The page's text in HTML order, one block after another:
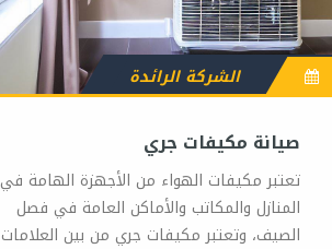
صيانة مكيفات جري
الشركة الرائدة
تعتبر مكيفات الهواء من الأجهزة الهامة في المنازل والمكاتب والأماكن العامة في فصل الصيف، وتعتبر مكيفات جري من بين العلامات التجارية المشهورة في هذا المجال. ومع ذلك، فإن صيانة هذه المكيفات يمكن أن تكون مهمة صعبة للبعض، ولكنها مهمة ضرورية للحفاظ على أداء المكيف بشكل جيد وتجنب الأعطال المفاجئة. في هذا المقال، سوف نتحدث عن بعض النصائح والإجراءات الهامة التي يجب اتباعها لصيانة مكيفات جري. 1- تنظيف المرشحات: تعتبر المرشحات من أهم الأجزاء في المكيف حيث تساعد في إزالة الغبار والروائح الكريهة من الهواء. وعندما تكون المرشحات متسخة، يمكن أن يؤدي ذلك إلى تدفق الهواء بشكل غير صحيح وتقليل كفاءة المكيف. لذلك، يجب تنظيف المرشحات بانتظام بالماء الفاتر والصابون اللطيف، وتجفيفها جيداً قبل إعادة تركيبها. 2- تنظيف الوحدة الداخلية: يجب تنظيف الوحدة الداخلية للمكيف بانتظام لإزالة الغبار والأوساخ التي قد تتراكم عليها. يمكن استخدام فرشاة ناعمة أو قطعة قماش لتنظيف الوحدة الداخلية، ويمكن استخدام محلول مائي معقم لتطهير السطح. 3- تنظيف الوحدة الخارجية: يجب أيضًا تنظيف الوحدة الخارجية للمكيف، وذلك لإزالة الأوساخ والأتربة التي قد تتراكم عليها. يمكن استخدام فرشاة ناعمة أو قطعة قماش لتنظيف الوحدة الخارجية، ويجب الحرص على عدم استخدام الماء بشكل مباشر على الوحدة لتجنب إيذاء الأجزاء الحساسة. 4- فحص الأنابيب والكويلات: يجب فحص الأنابيب والكويلات الداخلية والخارجية للتأكد من عدم وجود أي تسربات أو تلف فيها. يجب أيضًا التأكد من أن الكويلات نظيفة وخالية من الأوساخ والرواسب. 5- فحص وتنظيف مروحة الهواء: يجب فحص مروحة الهواء وتنظيفها بانتظام، وذلك لتجنب تراكم الأوساخ والغبار عليها وتأكد من عدم وجود أي عوائق تعيق تدفق الهواء. 6- فحص الضاغط: يجب فحص الضاغط بانتظام، وذلك للتأكد من عدم وجود أي تسربات أو تلف فيه. يمكن الكشف عن أي تسربات باستخدام مادة خاصة تسمى المواد الكاشفة عن التسربات. 7- توفير التهوية المناسبة: يجب التأكد من توفير التهوية المناسبة للمكيف، وذلك للحفاظ على كفاءته. يجب ترك مساحة كافية حول الوحدة الخارجية للتأكد من تدفق الهواء بشكل جيد. باختصار، يجب الاهتمام بصيانة مكيفات جري بانتظام، وذلك للحفاظ على أدائها بشكل جيد وتجنب الأعطال المفاجئة. يمكن تنفيذ بعض الإجراءات البسيطة مثل تنظيف المرشحات والوحدات الداخلية والخارجية وفحص الأنابيب والكويلات ومروحة الهواء بشكل منتظم. ويجب أيضاً توفير التهوية المناسبة للمكيف والحرص على عدم وضع أي عوائق تعيق تدفق الهواء.صيانة جريتعتبر جري واحدة من أهم العلامات التجارية في مجال التكييف والتبريد، وتقدم مجموعة واسعة من المنتجات المختلفة التي تتراوح من المكيفات النافذة إلى المكيفات المركزية. ومن أجل الحفاظ على أداء هذه المنتجات بشكل جيد، يجب القيام بصيانة دورية لها بانتظام. في هذا المقال، سوف نتحدث عن بعض النصائح والإجراءات الهامة التي يجب اتباعها لصيانة منتجات جري. 1- تنظيف المرشحات: تعتبر المرشحات من الأجزاء الهامة في أي نظام تكييف، حيث تساعد في إزالة الغبار والروائح الكريهة من الهواء. وعندما تكون المرشحات متسخة، يمكن أن يؤدي ذلك إلى تدفق الهواء بشكل غير صحيح وتقليل كفاءة النظام. لذلك، يجب تنظيف المرشحات بانتظام بالماء الفاتر والصابون اللطيف، وتجفيفها جيداً قبل إعادة تركيبها. 2- فحص الضاغط: يمثل الضاغط الجزء الأساسي في نظام التكييف، ويتحمل الضعف والتآكل بشكل طبيعي بمرور الوقت. وعندما يصاب الضاغط بالتلف، يمكن أن يتسبب في توقف النظام بشكل كامل. لذلك، يجب فحص الضاغط بانتظام للتأكد من عدم وجود أي تسربات أو تلف فيه. 3- تنظيف الوحدة الداخلية والخارجية: يجب تنظيف الوحدة الداخلية والخارجية لنظام التكييف بانتظام لإزالة الغبار والأوساخ التي قد تتراكم عليها. يمكن استخدام فرشاة ناعمة أو قطعة قماش لتنظيف الوحدة الداخلية والخارجية، ويمكن استخدام محلول مائي معقم لتطهير السطح. 4- فحص الأنابيب والكويلات: يجب فحص الأنابيب والكويلات الداخلية والخارجية للتأكد من عدم وجود أي تسربات أو تلف فيها. يجب أيضًا التأكد من أن الكويلات نظيفة وخالية من أي تراكمات. 5- فحص نظام الصرف: يجب فحص نظام الصرف بشكل دوري للتأكد من أنه يعمل بشكل صحيح. وفي حالة وجود أي انسدادات، يجب إزالتها على الفور لتجنب أي تلف في النظام. بشكل عام، يجب القيام بصيانة منتجات جري بانتظام للحفاظ على أدائها بشكل جيد، وتجنب أي مشاكل قد تؤثر على كفاءة النظام. ويمكن الحصول على مزيد من المعلومات والنصائح حول صيانة منتجات جري من خلال الاتصال بمركز الخدمة الفنية للشركة.رقم صيانة جريتعتبر جري واحدة من أكبر الشركات المصنعة لتكييف الهواء وأنظمة التبريد في العالم. ولضمان الحفاظ على أداء هذه المنتجات بشكل جيد، يجب القيام بصيانة دورية لها بانتظام. وفي حالة وجود أي مشكلة أو خلل في النظام، يمكن الاتصال برقم صيانة جري للحصول على المساعدة والدعم الفني. رقم صيانة جري هو خدمة تقدمها الشركة لعملائها لتلبية احتياجاتهم الفنية وتقديم الدعم الفني والصيانة لمنتجاتها. ويمكن الوصول إلى رقم صيانة جري عبر الاتصال بخدمة العملاء الخاصة بالشركة. يتوفر فريق دعم فني مدرب ومؤهل بشكل جيد لتوفير الدعم الفني والإجابة على جميع الاستفسارات المتعلقة بالصيانة والإصلاح لمنتجات جري. ويمكن للعملاء الاتصال برقم صيانة جري للحصول على المساعدة في حل مشاكل تكييف الهواء وأنظمة التبريد، وإجراء الصيانة الدورية للمنتجات. عند الاتصال برقم صيانة جري، يجب تقديم معلومات كافية حول المشكلة أو الخلل الذي يتعرض له النظام، مثل رقم الموديل ورقم السيريال وتاريخ الشراء. وبعد ذلك، سيتم تحديد موعد لزيارة فريق الصيانة الفنية للتحقق من المشكلة وإجراء الإصلاح اللازم. يجب الحرص على الاتصال برقم صيانة جري في حالة وجود أي مشكلة أو خلل في النظام، حيث يمكن أن يؤدي التأخير في الصيانة إلى تفاقم المشكلة وتكبير حجم الأضرار، مما يؤدي إلى زيادة تكاليف الإصلاح. بشكل عام، يمكن الوصول إلى رقم صيانة جري على مدار الساعة وعلى مدار الأسبوع، لتلقي الدعم الفني والصيانة اللازمة لمنتجات جري. ويمكن الحصول على مزيد من المعلومات والتفاصيل حول رقم صيانة جري من خلال زيارة موقع الشركة على الإنترنت أو الاتصال بخدمة العملاء الخاصة بالشركة.قطع غيار مكيفات جريتُعد جري واحدة من أبرز العلامات التجارية في مجال التبريد والتكييف، وتقدم مجموعة واسعة من المنتجات المختلفة التي تتراوح من المكيفات النافذة إلى المكيفات المركزية. ومن أجل الحفاظ على أداء هذه المنتجات بشكل جيد، يجب استخدام قطع غيار مكيفات جري الأصلية في حالة الحاجة إلى استبدال أي جزء من النظام. وتتوفر قطع غيار مكيفات جري الأصلية في الأسواق، ويمكن الحصول عليها من موزعي الشركة أو من خلال خدمة العملاء الخاصة بالشركة. ويجب الحرص على استخدام القطع الأصلية لضمان الحفاظ على أداء المنتج بشكل جيد، وتجنب أي تأثير سلبي على النظام. وتتوفر قطع غيار مكيفات جري الأصلية لجميع أنواع المكيفات، بما في ذلك المكيفات النافذة والمكيفات المركزية. وتشمل هذه القطع الأصلية المكونات الرئيسية للنظام مثل ضاغط التبريد ومروحة التبريد والمبخر والمكثف، بالإضافة إلى الأجزاء الأخرى مثل الفلاتر والحساسات والوصلات الكهربائية. وتتميز قطع غيار مكيفات جري الأصلية بالجودة العالية والمتانة والأداء الفعال، مما يجعلها خيارًا مثاليًا للحفاظ على أداء المنتج بشكل جيد. وتوفر الشركة ضمانًا على جميع قطع الغيار الأصلية، مما يضمن للعملاء الحصول على قطع غيار ذات جودة عالية وأداء ممتاز. ويجب الحرص على الاتصال بخدمة العملاء الخاصة بجري في حالة الحاجة إلى استبدال أي جزء من النظام، حيث يمكن لفريق الصيانة الفنية تحديد الجزء الذي يحتاج إلى الاستبدال وتوفير القطع الأصلية اللازمة. وبشكل عام، يمكن الحصول على قطع غيار مكيفات جري الأصلية بسهولة من خلال موزعي الشركة أو خدمة العملاء الخاصة بها، مما يساعد على الحفاظ على أداء المنتج بشكل جيد وتجنب أي مشاكل أو أعطال في النظام.قطع غيار مكيف سبليت جريمكيفات الهواء من نوع سبليت هي واحدة من أكثر أنواع المكيفات استخدامًا في العالم، وتُستخدم على نطاق واسع في البيوت والمكاتب والفنادق والمستشفيات وغيرها من المنشآت. وتُعد جري واحدة من العلامات التجارية الرائدة في صناعة مكيفات الهواء من نوع سبليت، وتُقدم مجموعة واسعة من المنتجات المختلفة التي تتطلب قطع غيار مكيف سبليت جري الأصلية للحفاظ على أدائها بشكل جيد. وتشمل قطع غيار مكيف سبليت جري الأصلية مجموعة متنوعة من المكونات، بما في ذلك المراوح والمكثفات والضواغط والمبخرات والحساسات والوحدات الداخلية والخارجية والوصلات الكهربائية والفلاتر وغيرها من الأجزاء الأخرى التي تشكل النظام بأكمله. وتتميز قطع غيار مكيف سبليت جري الأصلية بالجودة العالية والمتانة والأداء الفعال، مما يجعلها خيارًا مثاليًا للاستخدام في الصيانة وإصلاح مكيف سبليت جري. وتوفر الشركة ضمانًا على جميع قطع الغيار الأصلية، مما يضمن للعملاء الحصول على قطع غيار ذات جودة عالية وأداء ممتاز. ويجب الحرص على استخدام قطع غيار مكيف سبليت جري الأصلية في حالة الحاجة إلى استبدال أي جزء من النظام، حيث يمكن أن يؤدي استخدام قطع غيار غير أصلية إلى تلف النظام وتأثير سلبي على أدائه. ويمكن الحصول على قطع غيار مكيف سبليت جري الأصلية بسهولة من خلال موزعي الشركة أو خدمة العملاء الخاصة بها. ويمكن الاتصال بخدمة العملاء للحصول على المساعدة في تحديد الجزء الذي يحتاج إلى الاستبدال وتوفير القطع الأصلية اللازمة. وبشكل عام، يجب الحفاظ على أداء مكيف سبليت جري بشكل جيد من خلال استخدام قطع غيار مكيف سبليت جري الأصلية في حالة الحاجة إلى استبدال أي جزء من النظام، والتأكد من تنظيف الفلاتر بانتظام وصيانة النظام بشكل دوري للحفاظ على أدائه بشكل جيد.رقم صيانة مكيفات جريتُعد جري واحدة من العلامات التجارية الرائدة في صناعة مكيفات الهواء، وتُقدم مجموعة واسعة من المنتجات المختلفة التي تتطلب الصيانة والإصلاح من حين لآخر. ولتوفير أفضل خدمة صيانة مكيفات جري، توفر الشركة رقم صيانة مكيفات جري الذي يمكن الاتصال به في حالة الحاجة إلى الصيانة أو الإصلاح. ويمكن الاتصال برقم صيانة مكيفات جري عن طريق الاتصال بالرقم المجاني المحدد للدولة الخاصة بك أو عن طريق زيارة موقع الشركة الرسمي والبحث عن الرقم المحدد للدولة الخاصة بك. وتوفر الشركة خدمة صيانة مكيفات جري على مدار الساعة، وتوفر فريقًا متخصصًا في الصيانة والإصلاح يمكنهم توفير الخدمة الفنية والمساعدة في حل أي مشاكل تواجهها. وبالإضافة إلى الاتصال برقم صيانة مكيفات جري، يمكن الاستفادة من الخدمات الأخرى التي توفرها الشركة، مثل خدمة العملاء وخدمات الدعم الفني والصيانة الدورية. وتوفر الشركة أيضًا قطع الغيار الأصلية لمكيفات جري، ويمكن الحصول عليها من خلال موزعي الشركة أو خدمة العملاء الخاصة بها. ويجب الحرص على الاتصال برقم صيانة مكيفات جري الرسمي في حالة الحاجة إلى الصيانة أو الإصلاح، حيث يتم تقديم الخدمة من قبل فريق متخصص في الصيانة والإصلاح، ويمكنهم توفير الخدمة الفنية والمساعدة في حل أي مشاكل تواجهها. ولا ينصح باستخدام خدمات الصيانة من غير المتخصصين أو الاعتماد على قطع الغيار غير الأصلية، حيث يمكن أن يؤدي ذلك إلى تلف المكيف وتأثير سلبي على أدائه. وبشكل عام، يجب الحرص على الصيانة الدورية لمكيفات جري، والاعتماد على الخدمات الفنية الرسمية المتاحة من قبل الشركة، والحفاظ على نظام المكيف بشكل جيد من خلال استخدام قطع الغيار الأصلية وتنظيف الفلاتر بانتظام.وكيل صيانة مكيفات جريتتوفر خدمة صيانة مكيفات جري عن طريق وكلاء الصيانة المعتمدين من قبل شركة جري. وتعد خدمة الصيانة من خلال وكلاء جري الخيار الأفضل للحصول على خدمة صيانة عالية الجودة وموثوقة لمكيفات جري. تتوفر خدمة صيانة مكيفات جري من خلال وكلاء الصيانة في مختلف المدن والمناطق، ويمكن العثور عليهم من خلال زيارة